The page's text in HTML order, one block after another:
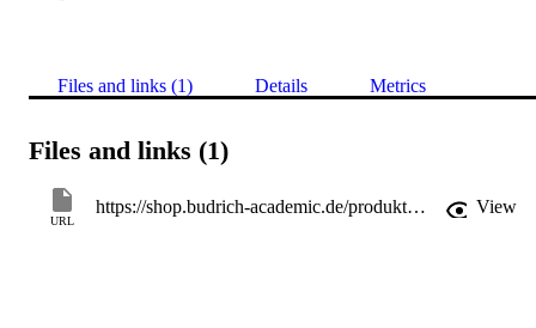
Files and links (1) Details Metrics
Files and links (1)
URL
https://shop.budrich-academic.de/produkt/beyond-erziehungswissenschaftlicher-grenzen/ View